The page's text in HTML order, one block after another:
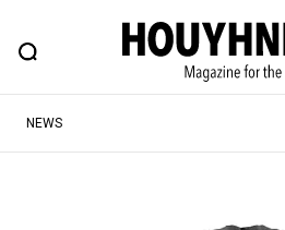
FEATURE BLOG
ヒップなファッション、カルチャー、ラ
NEWS